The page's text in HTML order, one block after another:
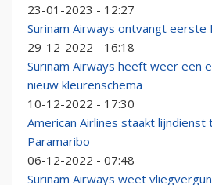
23-01-2023 - 12:27
Surinam Airways ontvangt eerste
29-12-2022 - 16:18
Surinam Airways heeft weer een
nieuw kleurenschema
10-12-2022 - 17:30
American Airlines staakt lijndienst
Paramaribo
06-12-2022 - 07:48
Surinam Airways weet